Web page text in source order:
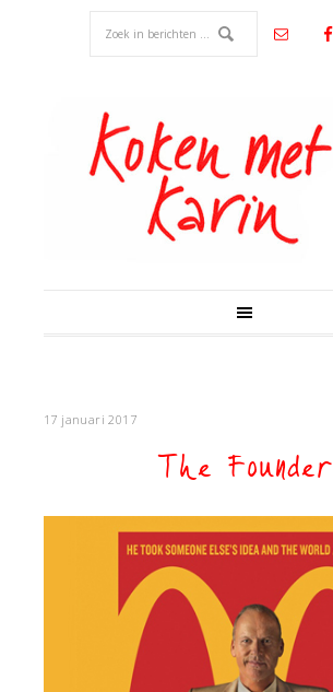
17 januari 2017
The Founder